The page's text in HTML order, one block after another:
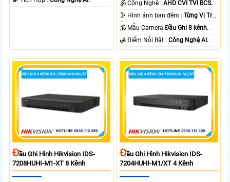
🕉️ Công Nghệ :AHD CVI TVI BCS.
🌛 Hình ảnh ban đêm :Từng Vị Trí
Camera .
🕉️ Mẫu CameraĐầu Ghi 8 kênh.
️🛃 Điểm Nỗi Bật :Công Nghệ AI.
ĐẦu Ghi Hình Hikvision IDS-
7208HUHI-M1-XT 8 Kênh
ĐẦu Ghi Hình Hikvision IDS-
7204HUHI-M1/XT 4 Kênh